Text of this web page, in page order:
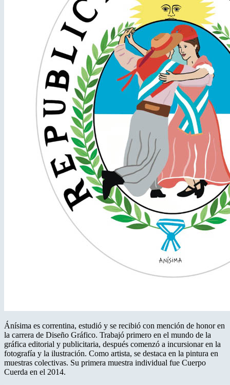
Ánísima es correntina, estudió y se recibió con mención de honor en
la carrera de Diseño Gráfico. Trabajó primero en el mundo de la
gráfica editorial y publicitaria, después comenzó a incursionar en la
fotografía y la ilustración. Como artista, se destaca en la pintura en
muestras colectivas. Su primera muestra individual fue Cuerpo
Cuerda en el 2014.